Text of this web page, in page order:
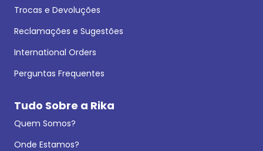
Trocas e Devoluções
Reclamações e Sugestões
International Orders
Perguntas Frequentes
Tudo Sobre a Rika
Quem Somos?
Onde Estamos?